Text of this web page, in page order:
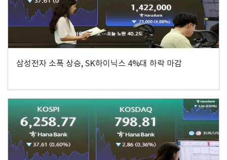
삼성전자 소폭 상승, SK하이닉스 4%대 하락 마감